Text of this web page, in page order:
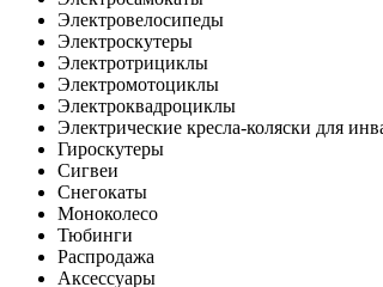
Электровелосипеды
Электроскутеры
Электротрициклы
Электромотоциклы
Электроквадроциклы
Электрические кресла-коляски для
Гироскутеры
Сигвеи
Снегокаты
Моноколесо
Тюбинги
Распродажа
Аксессуары